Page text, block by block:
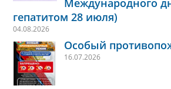
Международного
гепатитом 28 июля)
04.08.2026
Особый
16.07.2026